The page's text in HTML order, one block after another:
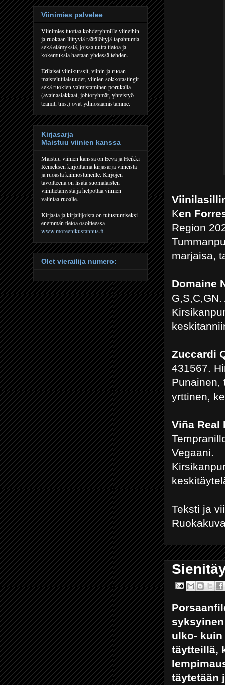
Ken
Region
marjaisa,
Domaine
Zuccardi
431567.
Punainen,
yrttinen,
Viña Real
Vegaani.
Teksti ja
ulko-
täytteillä,
täytetään
Viinimies palvelee
Viinimies tuottaa kohderyhmille viineihin
ja ruokaan liittyviä räätälöityjä tapahtumia
sekä elämyksiä, joissa uutta tietoa ja
kokemuksia haetaan yhdessä tehden.
Erilaiset viinikurssit, viinin ja ruoan
maistelutilaisuudet, viinien sokkotastingit
sekä ruokien valmistaminen porukalla
(avainasiakkaat, johtoryhmät, yhteistyö-
teamit, tms.) ovat ydinosaamistamme.
Kirjasarja
Maistuu viinien kanssa
Maistuu viinien kanssa on Eeva ja Heikki
Remeksen kirjoittama kirjasarja viineistä
ja ruoasta kiinnostuneille. Kirjojen
tavoitteena on lisätä suomalaisten
viinitietämystä ja helpottaa viinien
valintaa ruoalle.
Kirjasta ja kirjailijoista on tutustumiseksi
enemmän tietoa osoitteessa
www.moreenikustannus.fi
Olet vierailija numero: